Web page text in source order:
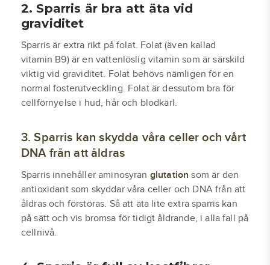
2. Sparris är bra att äta vid
graviditet
Sparris är extra rikt på folat. Folat (även kallad
vitamin B9) är en vattenlöslig vitamin som är särskild
viktig vid graviditet. Folat behövs nämligen för en
normal fosterutveckling. Folat är dessutom bra för
cellförnyelse i hud, hår och blodkärl.
3. Sparris kan skydda våra celler och vårt
DNA från att åldras
Sparris innehåller aminosyran glutationsom är den
antioxidant som skyddar våra celler och DNA från att
åldras och förstöras. Så att äta lite extra sparris kan
på sätt och vis bromsa för tidigt åldrande, i alla fall på
cellnivå.